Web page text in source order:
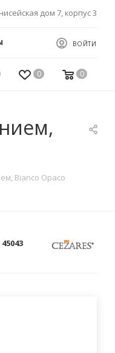
дом 7, корпус 3
ВОЙТИ
0 0
Bianco Opaco
45043